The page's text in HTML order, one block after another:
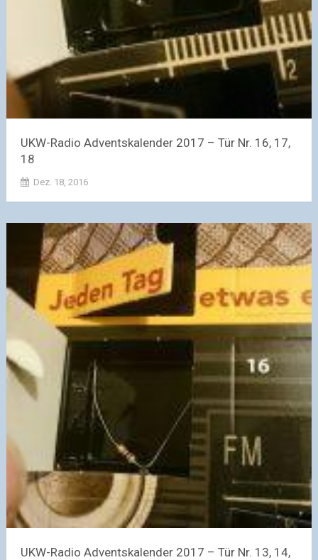
UKW-Radio Adventskalender 2017 – Tür Nr. 16, 17,
18
Dez. 18, 2016
UKW-Radio Adventskalender 2017 – Tür Nr. 13, 14,